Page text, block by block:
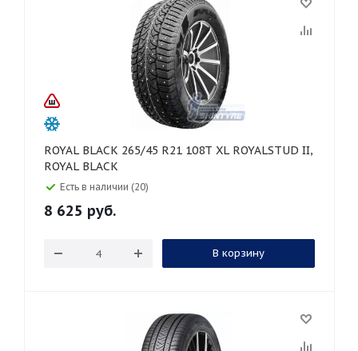
ROYAL BLACK 265/45 R21 108T XL ROYALSTUD II,
ROYAL BLACK
Есть в наличии (20)
8 625 руб.
В корзину